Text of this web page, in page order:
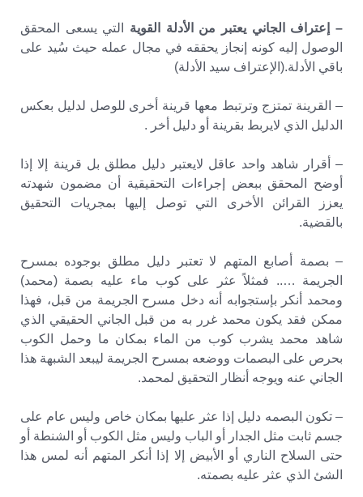
– إعتراف الجاني يعتبر من الأدلة القوية التي يسعى المحقق
الوصول إليه كونه إنجاز يحققه في مجال عمله حيث سُيد على
باقي الأدلة.(الإعتراف سيد الأدلة)
– القرينة تمتزج وترتبط معها قرينة أخرى للوصل لدليل بعكس
الدليل الذي لايربط بقرينة أو دليل أخر .
– أقرار شاهد واحد عاقل لايعتبر دليل مطلق بل قرينة إلا إذا
أوضح المحقق ببعض إجراءات التحقيقية أن مضمون شهدته
يعزز القرائن الأخرى التي توصل إليها بمجريات التحقيق
بالقضية.
– بصمة أصابع المتهم لا تعتبر دليل مطلق بوجوده بمسرح
الجريمة ….. فمثلاً عثر على كوب ماء عليه بصمة (محمد)
ومحمد أنكر بإستجوابه أنه دخل مسرح الجريمة من قبل، فهذا
ممكن فقد يكون محمد غرر به من قبل الجاني الحقيقي الذي
شاهد محمد يشرب كوب من الماء بمكان ما وحمل الكوب
بحرص على البصمات ووضعه بمسرح الجريمة ليبعد الشبهة هذا
الجاني عنه ويوجه أنظار التحقيق لمحمد.
– تكون البصمه دليل إذا عثر عليها بمكان خاص وليس عام على
جسم ثابت مثل الجدار أو الباب وليس مثل الكوب أو الشنطة أو
حتى السلاح الناري أو الأبيض إلا إذا أنكر المتهم أنه لمس هذا
الشئ الذي عثر عليه بصمته.